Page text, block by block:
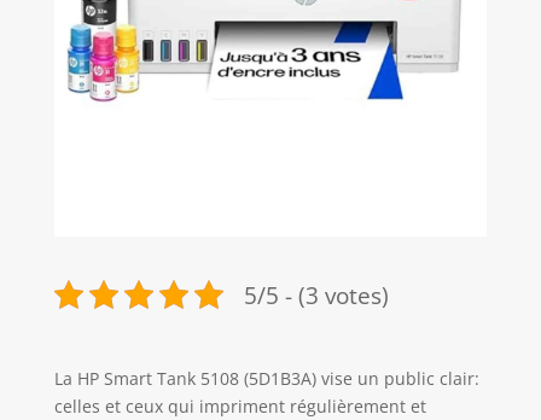
5/5 - (3 votes)
La HP Smart Tank 5108 (5D1B3A) vise un public clair:
celles et ceux qui impriment régulièrement et